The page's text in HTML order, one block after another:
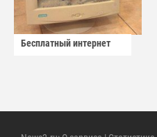
Бесплатный интернет